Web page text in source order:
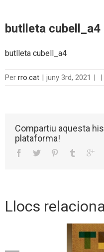
butlleta cubell_a4
butlleta cubell_a4
Per rro.cat | juny 3rd, 2021 | |
Compartiu aquesta
plataforma!
Llocs